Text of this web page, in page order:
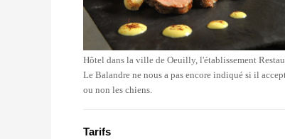
Hôtel dans la ville de Oeuilly, l'établissement
Le Balandre ne nous a pas encore indiqué si il
ou non les chiens.
Tarifs